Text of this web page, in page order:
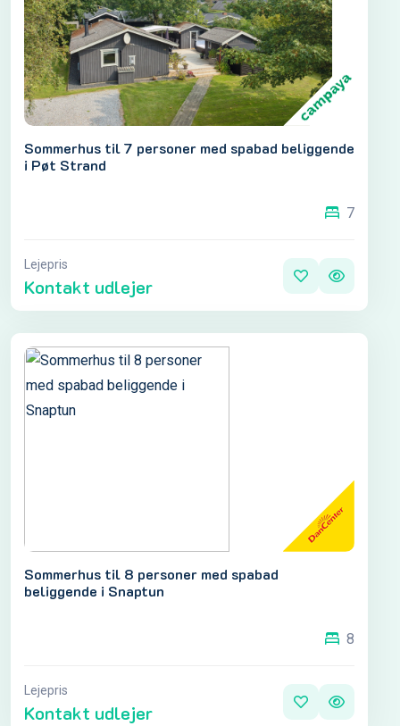
Sommerhus til 7 personer med spabad beliggende
i Pøt Strand
7
Lejepris
Kontakt udlejer
Sommerhus til 8 personer med spabad
beliggende i Snaptun
8
Lejepris
Kontakt udlejer